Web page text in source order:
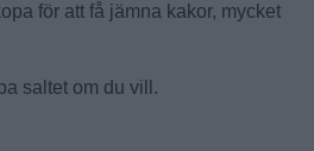
för att få jämna kakor, mycket
saltet om du vill.